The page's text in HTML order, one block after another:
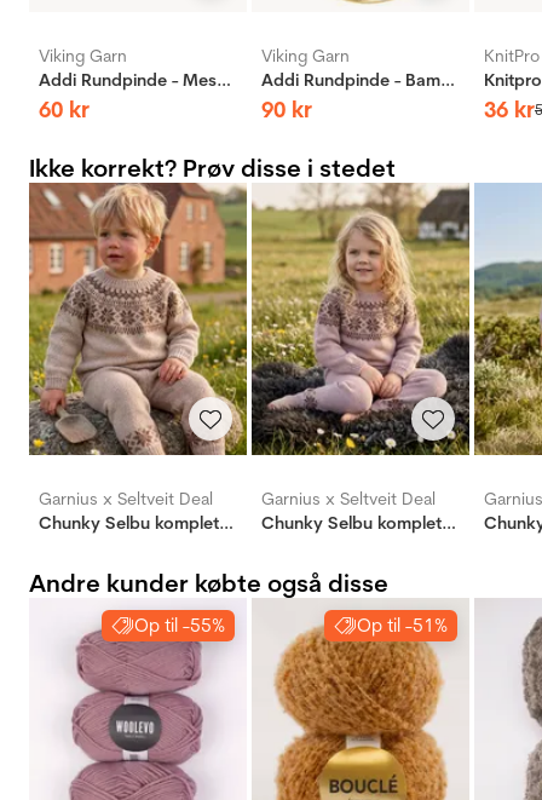
Viking Garn
Addi Rundpinde - Messing
60 kr
Viking Garn
Addi Rundpinde - Bambus
90 kr
KnitPro
36 kr
Ikke korrekt? Prøv disse i stedet
Garnius x Seltveit Deal
Chunky Selbu komplett pakkedeal
Garnius x Seltveit Deal
Chunky Selbu komplett pakkedeal
Andre kunder købte også disse
Op til -55% Op til -51%